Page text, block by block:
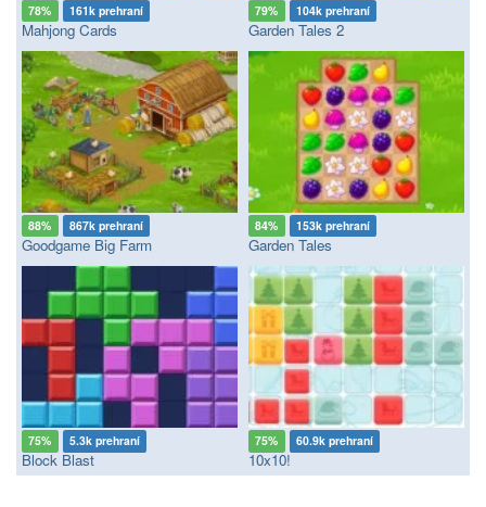
78% 161k prehraní
Mahjong Cards
79% 104k prehraní
Garden Tales 2
88% 867k prehraní
Goodgame Big Farm
84% 153k prehraní
Garden Tales
75% 5.3k prehraní
Block Blast
75% 60.9k prehraní
10x10!